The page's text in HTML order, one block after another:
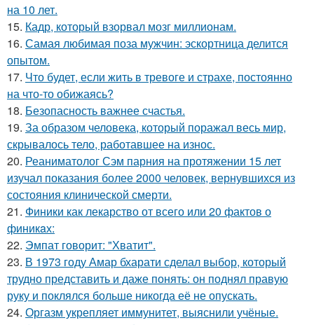
на 10 лет.
15. Кадр, который взорвал мозг миллионам.
16. Самая любимая поза мужчин: эскортница делится
опытом.
17. Что будет, если жить в тревоге и страхе, постоянно
на что-то обижаясь?
18. Безопасность важнее счастья.
19. За образом человека, который поражал весь мир,
скрывалось тело, работавшее на износ.
20. Реаниматолог Сэм парния на протяжении 15 лет
изучал показания более 2000 человек, вернувшихся из
состояния клинической смерти.
21. Финики как лекарство от всего или 20 фактов о
финикaх:
22. Эмпат говорит: "Хватит".
23. В 1973 году Амар бхарати сделал выбор, который
трудно представить и даже понять: он поднял правую
руку и поклялся больше никогда её не опускать.
24. Оргазм укрепляет иммунитет, выяснили учёные.